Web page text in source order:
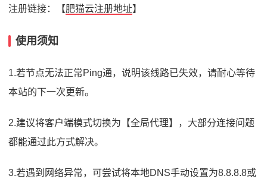
注册链接：【肥猫云注册地址】
使用须知
1.若节点无法正常Ping通，说明该线路已失效，请耐心等待
本站的下一次更新。
2.建议将客户端模式切换为【全局代理】，大部分连接问题
都能通过此方式解决。
3.若遇到网络异常，可尝试将本地DNS手动设置为8.8.8.8或